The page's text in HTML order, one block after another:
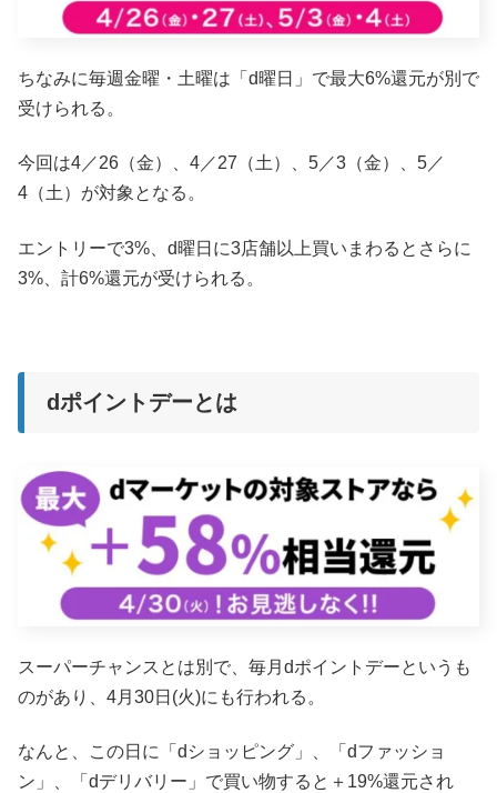
ちなみに毎週金曜・土曜は「d曜日」で最大6%還元が別で
受けられる。
今回は4／26（金）、4／27（土）、5／3（金）、5／
4（土）が対象となる。
エントリーで3%、d曜日に3店舗以上買いまわるとさらに
3%、計6%還元が受けられる。
dポイントデーとは
スーパーチャンスとは別で、毎月dポイントデーというも
のがあり、4月30日(火)にも行われる。
なんと、この日に「dショッピング」、「dファッショ
ン」、「dデリバリー」で買い物すると＋19%還元され